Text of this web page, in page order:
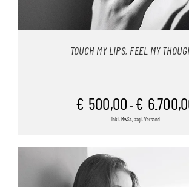
TOUCH MY LIPS, FEEL MY
€ 500,00 – €
inkl. MwSt., zzgl. Versand